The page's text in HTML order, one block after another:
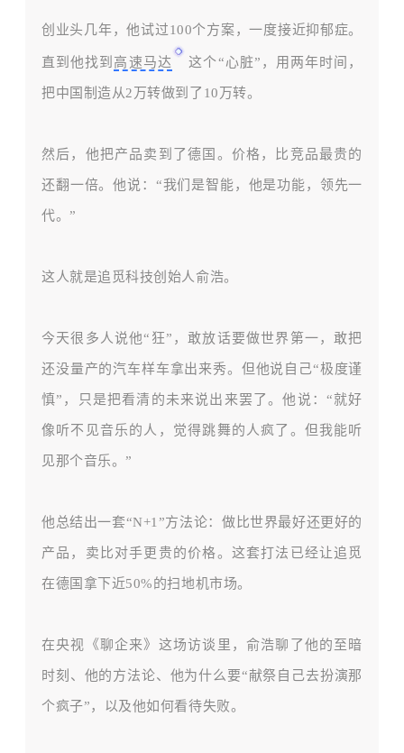
创业头几年，他试过100个方案，一度接近抑郁症。
直到他找到 高速马达 这个“心脏”，用两年时间，
把中国制造从2万转做到了10万转。
然后，他把产品卖到了德国。价格，比竞品最贵的
还翻一倍。他说： “我们是智能，他是功能，领先一
代。”
这人就是追觅科技创始人俞浩。
今天很多人说他“狂”，敢放话要做世界第一，敢把
还没量产的汽车样车拿出来秀。但他说自己“极度谨
慎”，只是把看清的未来说出来罢了。他说：“就好
像听不见音乐的人，觉得跳舞的人疯了。但我能听
见那个音乐。”
他总结出一套“N+1”方法论：做比世界最好还更好的
产品，卖比对手更贵的价格。这套打法已经让追觅
在德国拿下近50%的扫地机市场。
在央视《聊企来》这场访谈里，俞浩聊了他的至暗
时刻、他的方法论、他为什么要“献祭自己去扮演那
个疯子”，以及他如何看待失败。